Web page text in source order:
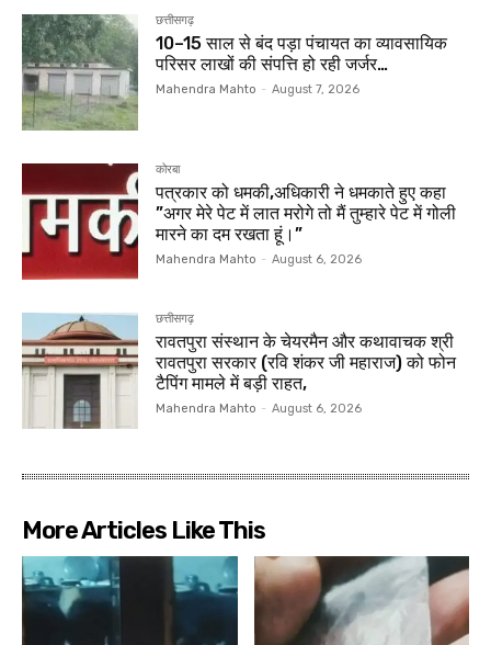
छत्तीसगढ़
10–15 साल से बंद पड़ा पंचायत का व्यावसायिक
परिसर लाखों की संपत्ति हो रही जर्जर…
Mahendra Mahto - August 7, 2026
कोरबा
पत्रकार को धमकी,अधिकारी ने धमकाते हुए कहा
”अगर मेरे पेट में लात मरोगे तो मैं तुम्हारे पेट में गोली
मारने का दम रखता हूं।”
Mahendra Mahto - August 6, 2026
छत्तीसगढ़
रावतपुरा संस्थान के चेयरमैन और कथावाचक श्री
रावतपुरा सरकार (रवि शंकर जी महाराज) को फोन
टैपिंग मामले में बड़ी राहत,
Mahendra Mahto - August 6, 2026
More Articles Like This